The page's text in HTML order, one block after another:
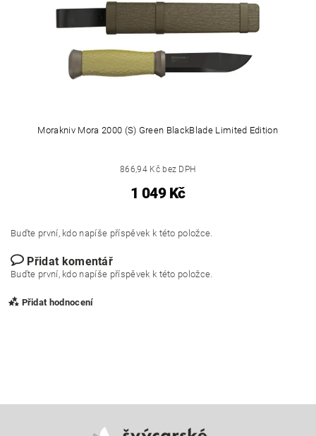
Morakniv Mora 2000 (S) Green BlackBlade Limited Edition
866,94 Kč bez DPH
1 049 Kč
Buďte první, kdo napíše příspěvek k této položce.
Přidat komentář
Buďte první, kdo napíše příspěvek k této položce.
Přidat hodnocení